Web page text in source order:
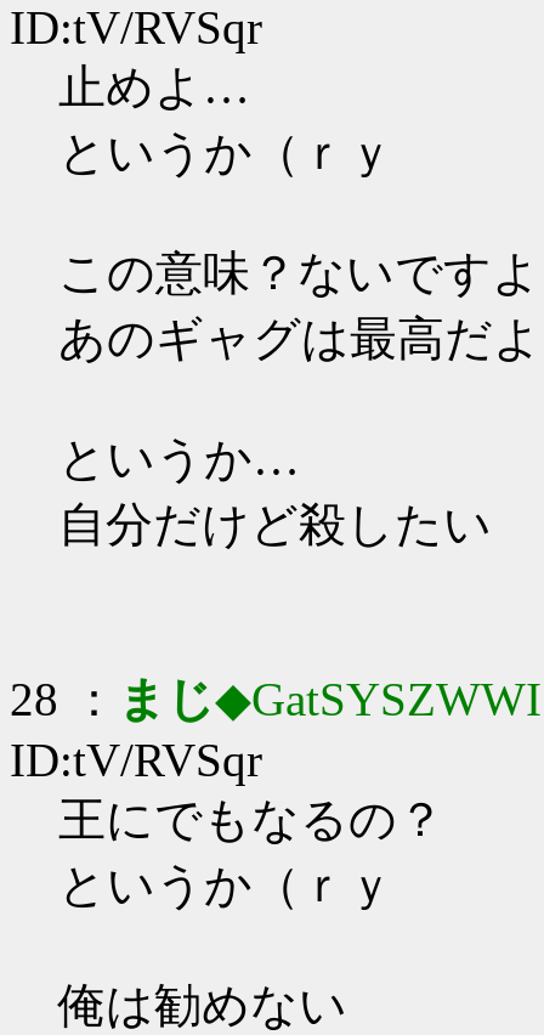
ID:tV/RVSqr
止めよ…
というか（ｒｙ
この意味？ないですよ
あのギャグは最高だ
というか…
自分だけど殺したい
28 ： まじ◆GatSYSZWWI
ID:tV/RVSqr
王にでもなるの？
というか（ｒｙ
俺は勧めない